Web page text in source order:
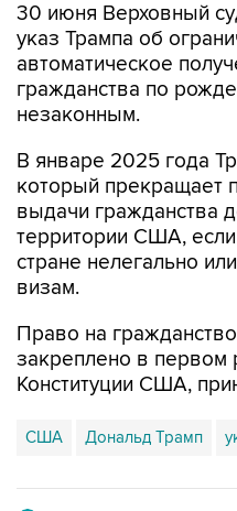
30 июня Верховный
указ Трампа об
автоматическое
гражданства по
незаконным.
В январе 2025 года
который прекращает
выдачи гражданства
территории США, если
стране нелегально
визам.
Право на
закреплено в первом
Конституции США,
США Дональд Трамп